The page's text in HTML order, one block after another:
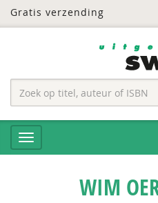
Gratis verzending
WIM